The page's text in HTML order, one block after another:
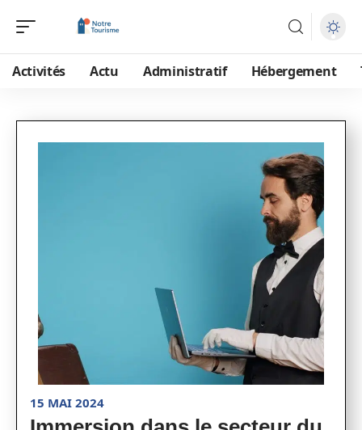
Activités Actu Administratif Hébergement
15 MAI 2024